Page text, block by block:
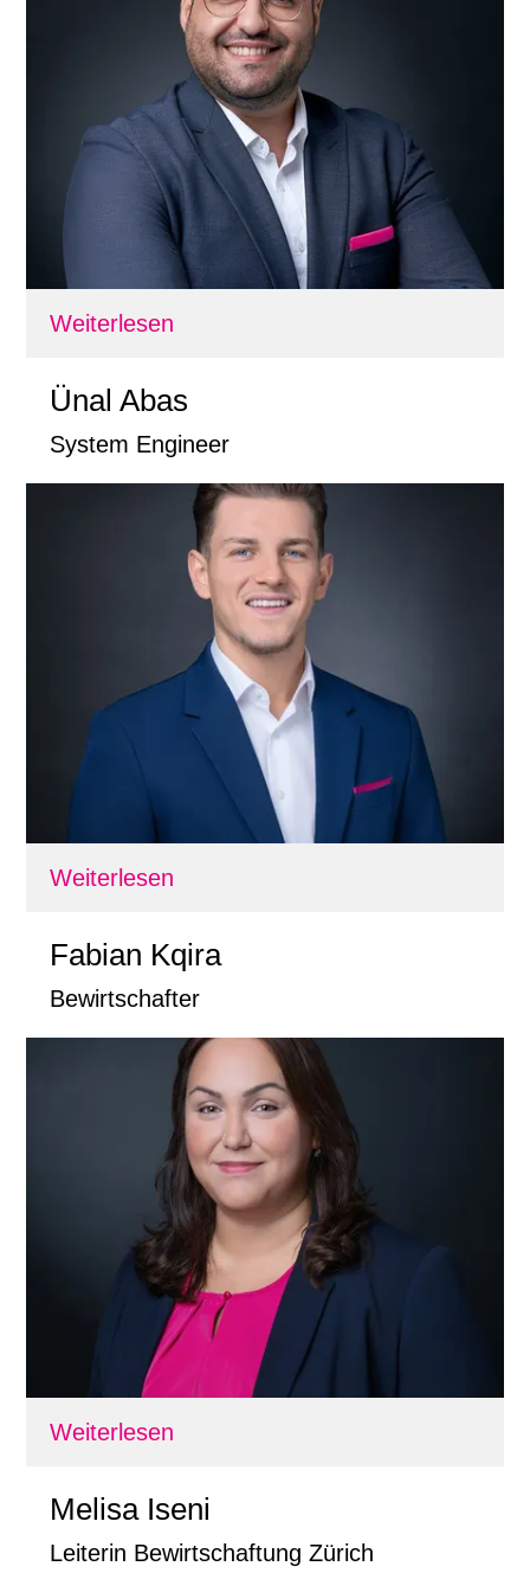
Weiterlesen
Ünal Abas
System Engineer
Weiterlesen
Fabian Kqira
Bewirtschafter
Weiterlesen
Melisa Iseni
Leiterin Bewirtschaftung Zürich